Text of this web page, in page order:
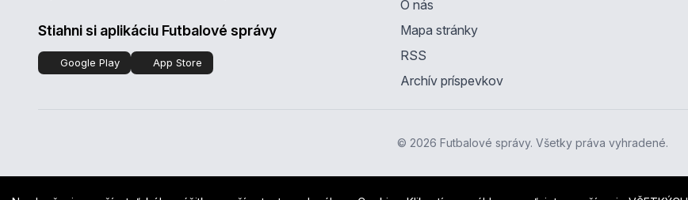
Stiahni si aplikáciu Futbalové správy
Google Play App Store
O nás
Mapa stránky
RSS
Archív príspevkov
© 2026 Futbalové správy. Všetky práva vyhradené.